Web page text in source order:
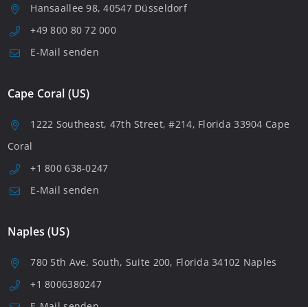
Hansaallee 98, 40547 Düsseldorf
+49 800 80 72 000
E-Mail senden
Cape Coral (US)
1222 Southeast, 47th Street, #214, Florida 33904 Cape
Coral
+1 800 638-0247
E-Mail senden
Naples (US)
780 5th Ave. South, Suite 200, Florida 34102 Naples
+1 8006380247